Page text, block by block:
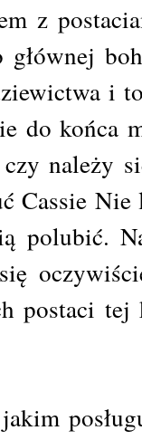
z
i
do końca
czy należy
Cassie
polubić.
postaci